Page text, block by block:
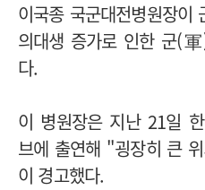
이국종 국군대전병원장이
의대생 증가로 인한 군(
다.
이 병원장은 지난 21일
브에 출연해 "굉장히 큰
이 경고했다.